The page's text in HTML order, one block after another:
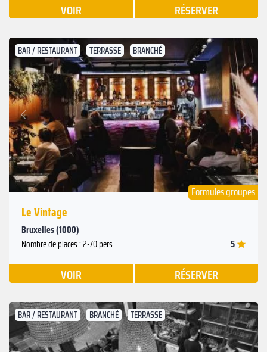
VOIR RÉSERVER
BAR / RESTAURANT TERRASSE BRANCHÉ
Précédent
Suivant
Formules groupes
Le Vintage
Bruxelles (1000)
Nombre de places : 2-70 pers. 5
VOIR RÉSERVER
BAR / RESTAURANT BRANCHÉ TERRASSE